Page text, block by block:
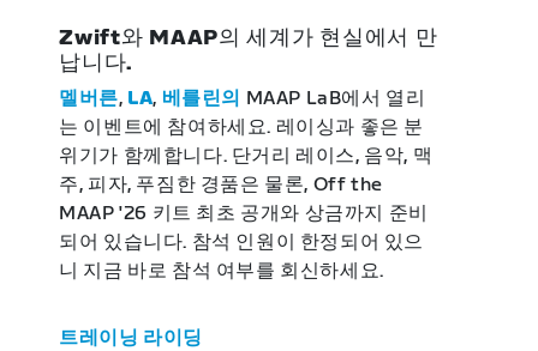
Zwift와 MAAP의 세계가 현실에서 만
납니다.
멜버른, LA, 베를린의 MAAP LaB에서 열리
는 이벤트에 참여하세요. 레이싱과 좋은 분
위기가 함께합니다. 단거리 레이스, 음악, 맥
주, 피자, 푸짐한 경품은 물론, Off the
MAAP '26 키트 최초 공개와 상금까지 준비
되어 있습니다. 참석 인원이 한정되어 있으
니 지금 바로 참석 여부를 회신하세요.
트레이닝 라이딩